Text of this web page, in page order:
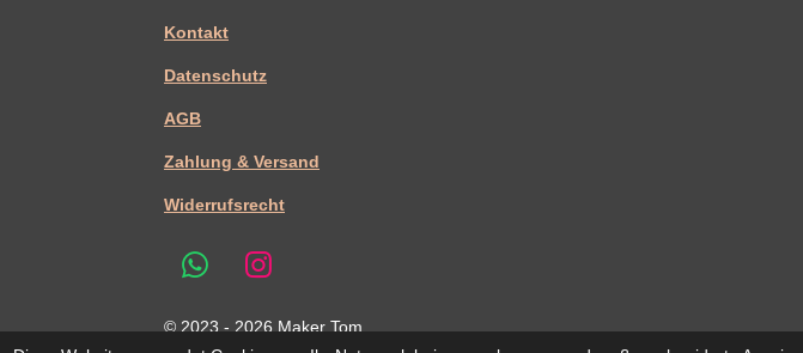
Kontakt
Datenschutz
AGB
Zahlung & Versand
Widerrufsrecht
W
a
I
s
© 2023 - 2026 Maker Tom